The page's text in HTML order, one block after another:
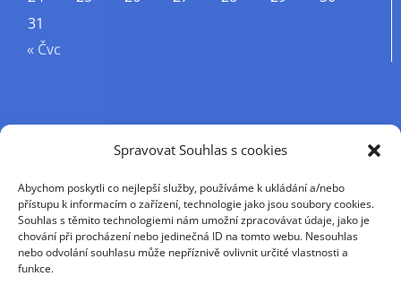
Spravovat Souhlas s cookies
Abychom poskytli co nejlepší služby, používáme k ukládání a/nebo
přístupu k informacím o zařízení, technologie jako jsou soubory cookies.
Souhlas s těmito technologiemi nám umožní zpracovávat údaje, jako je
chování při procházení nebo jedinečná ID na tomto webu. Nesouhlas
nebo odvolání souhlasu může nepříznivě ovlivnit určité vlastnosti a
funkce.
31
« Čvc
Příjmení
Křestní jméno
E-mail